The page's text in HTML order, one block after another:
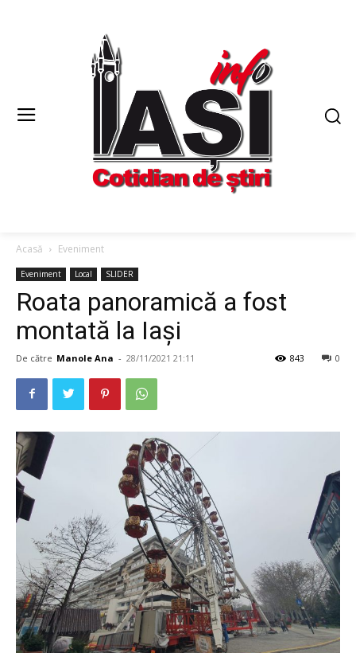
Acasă Eveniment
Eveniment Local SLIDER
Roata panoramică a fost
montată la Iași
De către Manole Ana - 28/11/2021 21:11 0
843